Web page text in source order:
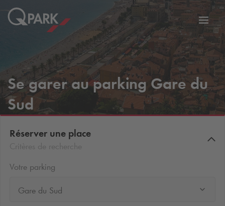
vers
la
Se garer au parking Gare du
Sud
Réserver une place
Votre parking
Gare du Sud